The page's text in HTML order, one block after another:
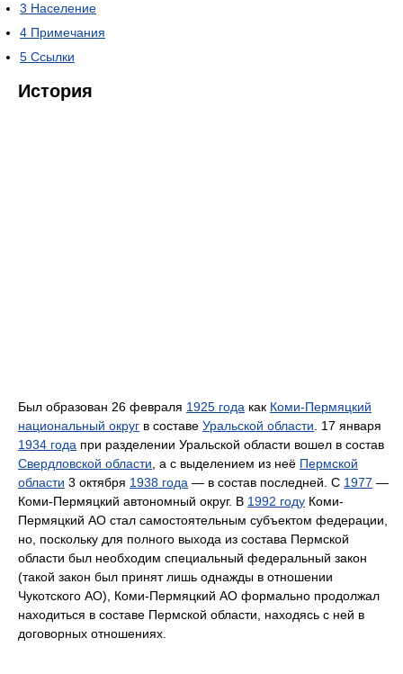
3 Население
4 Примечания
5 Ссылки
История
Был образован 26 февраля 1925 года как Коми-Пермяцкий
национальный округ в составе Уральской области . 17 января
1934 года при разделении Уральской области вошел в состав
Свердловской области , а с выделением из неё Пермской
области 3 октября 1938 года — в состав последней. С 1977 —
Коми-Пермяцкий автономный округ. В 1992 году Коми-
Пермяцкий АО стал самостоятельным субъектом федерации,
но, поскольку для полного выхода из состава Пермской
области был необходим специальный федеральный закон
(такой закон был принят лишь однажды в отношении
Чукотского АО), Коми-Пермяцкий АО формально продолжал
находиться в составе Пермской области, находясь с ней в
договорных отношениях.